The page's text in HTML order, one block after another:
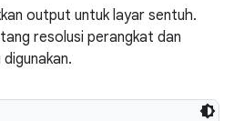
output untuk layar sentuh.
resolusi perangkat dan